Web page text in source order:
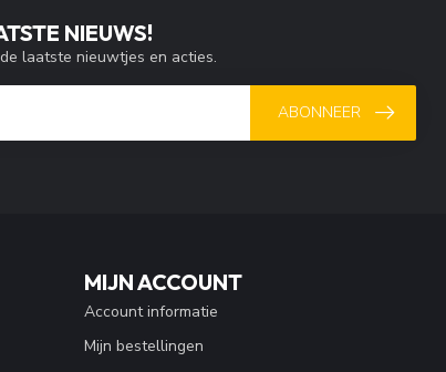
NIEUWS!
laatste nieuwtjes en acties.
ABONNEER
MIJN ACCOUNT
Account informatie
Mijn bestellingen